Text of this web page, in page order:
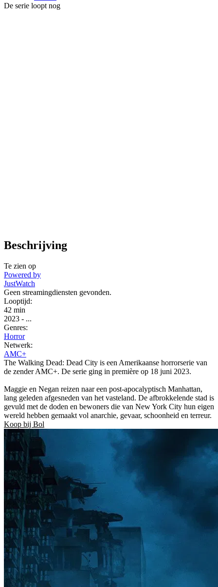
De serie loopt nog
Beschrijving
Te zien op
Powered by
JustWatch
Geen streamingdiensten gevonden.
Looptijd:
42 min
2023 - ...
Genres:
Horror
Netwerk:
AMC+
The Walking Dead: Dead City is een Amerikaanse horrorserie van
de zender AMC+. De serie ging in première op 18 juni 2023.
Maggie en Negan reizen naar een post-apocalyptisch Manhattan,
lang geleden afgesneden van het vasteland. De afbrokkelende stad is
gevuld met de doden en bewoners die van New York City hun eigen
wereld hebben gemaakt vol anarchie, gevaar, schoonheid en terreur.
Koop bij Bol